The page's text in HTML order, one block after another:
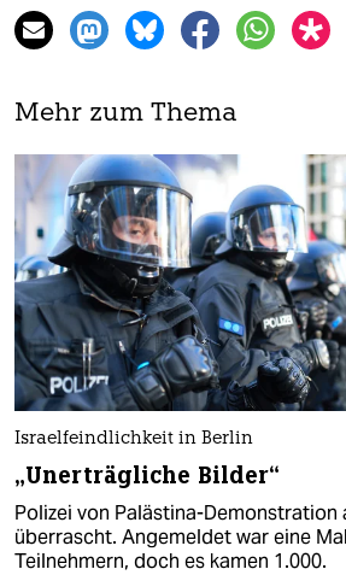
Mehr zum Thema
Israelfeindlichkeit in Berlin
„Unerträgliche Bilder“
Polizei von Palästina-Demonstration
überrascht. Angemeldet war eine
Teilnehmern, doch es kamen 1.000.